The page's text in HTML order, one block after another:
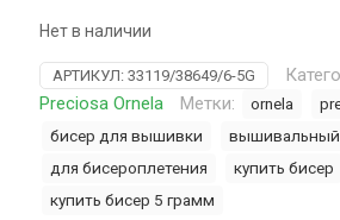
Нет в наличии
АРТИКУЛ: 33119/38649/6-5G
Preciosa Ornela
Метки: ornela
бисер для вышивки
вышивальный
для бисероплетения
купить бисер
купить бисер 5 грамм